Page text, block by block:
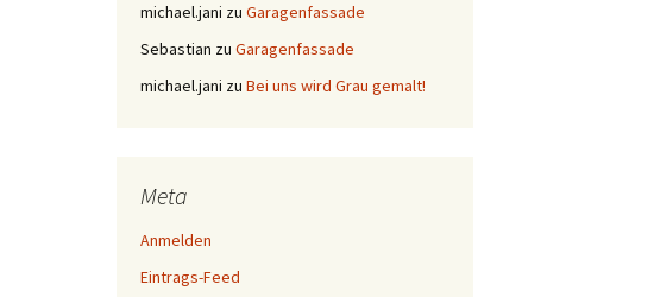
michael.jani zu Garagenfassade
Sebastian zu Garagenfassade
michael.jani zu Bei uns wird Grau gemalt!
Meta
Anmelden
Eintrags-Feed